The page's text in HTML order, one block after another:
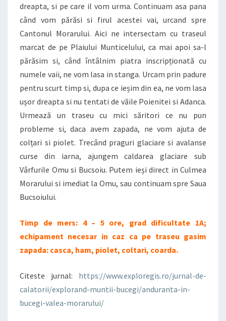
dreapta, si pe care il vom urma. Continuam asa pana
când vom părăsi si firul acestei vai, urcand spre
Cantonul Morarului. Aici ne intersectam cu traseul
marcat de pe Plaiului Munticelului, ca mai apoi sa-l
părăsim si, când întâlnim piatra inscripționată cu
numele vaii, ne vom lasa in stanga. Urcam prin padure
pentru scurt timp si, dupa ce ieșim din ea, ne vom lasa
ușor dreapta si nu tentati de văile Poienitei si Adanca.
Urmează un traseu cu mici săritori ce nu pun
probleme si, daca avem zapada, ne vom ajuta de
colțari si piolet. Trecând praguri glaciare si avalanse
curse din iarna, ajungem caldarea glaciare sub
Vârfurile Omu si Bucsoiu. Putem ieși direct in Culmea
Morarului si imediat la Omu, sau continuam spre Saua
Bucsoiului.
Timp de mers: 4 – 5 ore, grad dificultate 1A;
echipament necesar in caz ca pe traseu gasim
zapada: casca, ham, piolet, coltari, coarda.
Citeste jurnal: https://www.exploregis.ro/jurnal-de-
calatorii/explorand-muntii-bucegi/anduranta-in-
bucegi-valea-morarului/